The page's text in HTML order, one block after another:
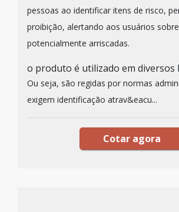
pessoas ao identificar itens de risco,
proibição, alertando aos usuários
potencialmente arriscadas.
o produto é utilizado em diversos
Ou seja, são regidas por normas
exigem identificação atrav&eacu...
Cotar agora